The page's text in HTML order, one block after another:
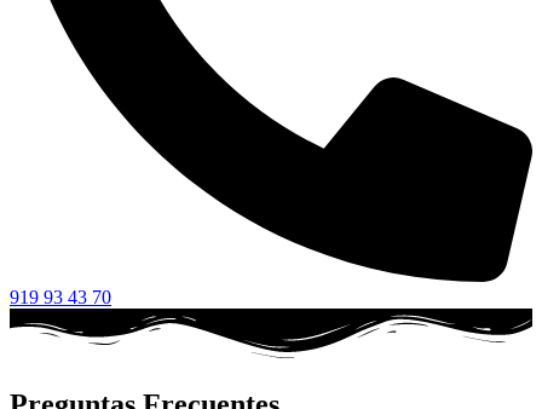
919 93 43 70